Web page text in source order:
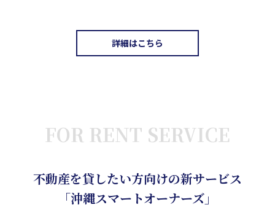
詳細はこちら
FOR RENT SERVICE
不動産を貸したい方向けの新サービス
「沖縄スマートオーナーズ」